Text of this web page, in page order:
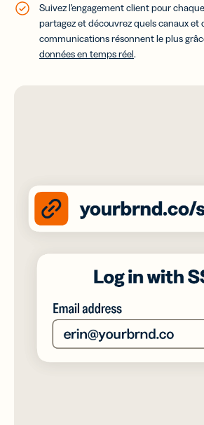
Suivez l’engagement client pour
partagez et découvrez quels canaux et
communications résonnent le plus
données en temps réel.